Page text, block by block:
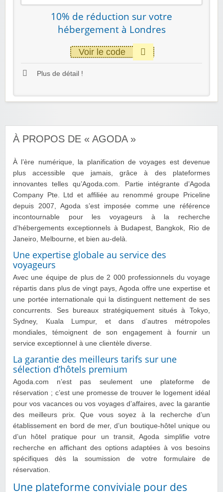
10% de réduction sur votre
hébergement à Londres
Voir le code
Plus de détail !
À PROPOS DE « AGODA »
À l’ère numérique, la planification de voyages est devenue
plus accessible que jamais, grâce à des plateformes
innovantes telles qu’Agoda.com. Partie intégrante d’Agoda
Company Pte. Ltd et affiliée au renommé groupe Priceline
depuis 2007, Agoda s’est imposée comme une référence
incontournable pour les voyageurs à la recherche
d’hébergements exceptionnels à Budapest, Bangkok, Rio de
Janeiro, Melbourne, et bien au-delà.
Une expertise globale au service des
voyageurs
Avec une équipe de plus de 2 000 professionnels du voyage
répartis dans plus de vingt pays, Agoda offre une expertise et
une portée internationale qui la distinguent nettement de ses
concurrents. Ses bureaux stratégiquement situés à Tokyo,
Sydney, Kuala Lumpur, et dans d’autres métropoles
mondiales, témoignent de son engagement à fournir un
service exceptionnel à une clientèle diverse.
La garantie des meilleurs tarifs sur une
sélection d’hôtels premium
Agoda.com n’est pas seulement une plateforme de
réservation ; c’est une promesse de trouver le logement idéal
pour vos vacances ou vos voyages d’affaires, avec la garantie
des meilleurs prix. Que vous soyez à la recherche d’un
établissement en bord de mer, d’un boutique-hôtel unique ou
d’un hôtel pratique pour un transit, Agoda simplifie votre
recherche en affichant des options adaptées à vos besoins
spécifiques dès la soumission de votre formulaire de
réservation.
Une plateforme conviviale pour des